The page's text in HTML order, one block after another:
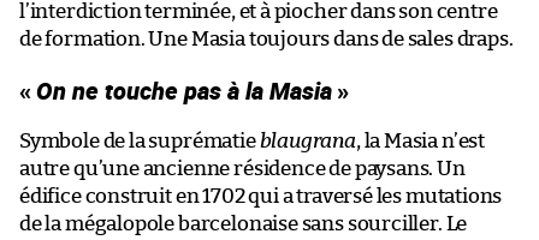
l’interdiction terminée, et à piocher dans son centre
de formation. Une Masia toujours dans de sales draps.
«On ne touche pas à la Masia»
Symbole de la suprématieblaugrana, la Masia n’est
autre qu’une ancienne résidence de paysans. Un
édifice construit en 1702 qui a traversé les mutations
de la mégalopole barcelonaise sans sourciller. Le